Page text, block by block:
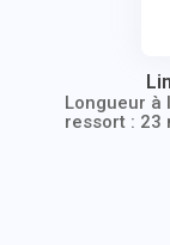
Longueur à
ressort : 23